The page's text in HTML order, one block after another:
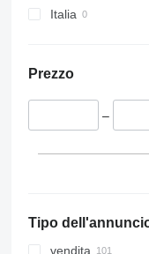
UnimogFH 500
FL240
FL618
FM11
FM 440
Italia
Prezzo
–
Tipo
vendita